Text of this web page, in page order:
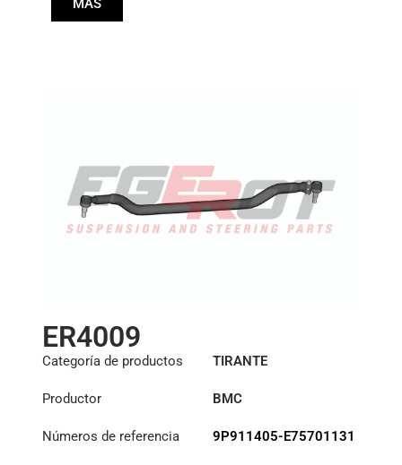
MÁS
ER4009
Categoría de productos TIRANTE
Productor BMC
Números de referencia 9P911405-E75701131